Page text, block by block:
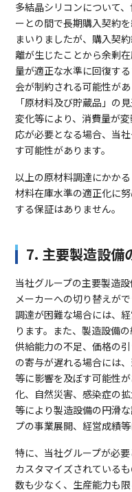
多結晶シリコンについて
ーとの間で長期購入契約
まいりましたが、購入契
離が生じたことから余剰
量が適正な水準に回復す
会が制約される可能性が
「原材料及び貯蔵品」の
変化等により、消費量が
応が必要となる場合、当
す可能性があります。
以上の原材料調達にかか
材料在庫水準の適正化に
する保証はありません。
7. 主要製造設備
当社グループの主要製造
メーカーへの切り替えが
調達が困難な場合には、
ります。また、製造設備
供給能力の不足、価格の
の寄与が遅れる場合には
等に影響を及ぼす可能性
化、自然災害、感染症の
等により製造設備の円滑
プの事業展開、経営成績
特に、当社グループが必
カスタマイズされている
数も少なく、生産能力も